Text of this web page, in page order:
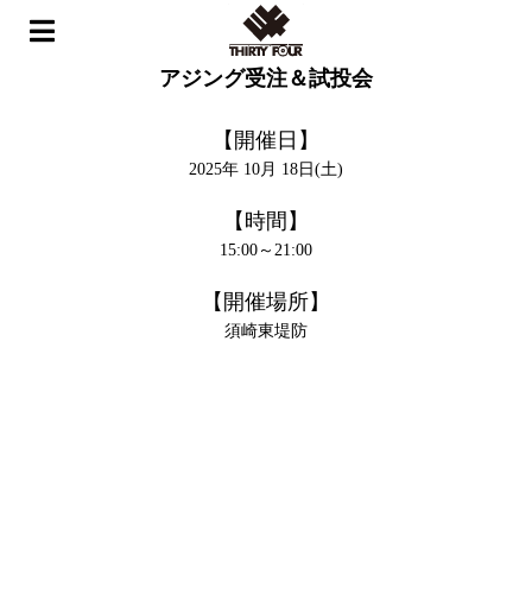
ホーム アジング受注＆試投会
アジング受注＆試投会
【開催日】
2025年 10月 18日(土)
【時間】
15:00～21:00
【開催場所】
須崎東堤防